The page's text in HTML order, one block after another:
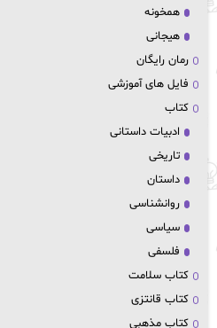
همخونه
هیجانی
رمان رایگان
فایل های آموزشی
کتاب
ادبیات داستانی
تاریخی
داستان
روانشناسی
سیاسی
فلسفی
کتاب سلامت
کتاب قانتزی
کتاب مذهبی